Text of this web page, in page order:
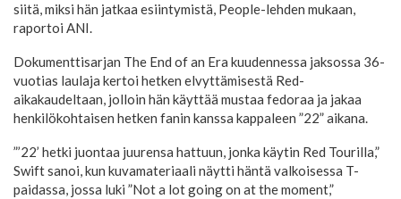
siitä, miksi hän jatkaa esiintymistä, People-lehden mukaan,
raportoi ANI.
Dokumenttisarjan The End of an Era kuudennessa jaksossa 36-
vuotias laulaja kertoi hetken elvyttämisestä Red-
aikakaudeltaan, jolloin hän käyttää mustaa fedoraa ja jakaa
henkilökohtaisen hetken fanin kanssa kappaleen ”22” aikana.
”’22’ hetki juontaa juurensa hattuun, jonka käytin Red Tourilla,”
Swift sanoi, kun kuvamateriaali näytti häntä valkoisessa T-
paidassa, jossa luki ”Not a lot going on at the moment,”